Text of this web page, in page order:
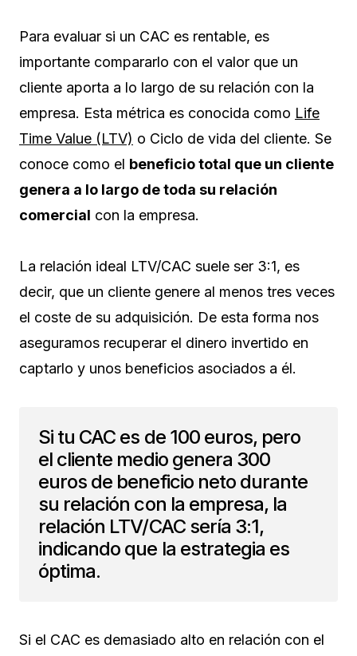
Para evaluar si un CAC es rentable, es
importante compararlo con el valor que un
cliente aporta a lo largo de su relación con la
empresa. Esta métrica es conocida como Life
Time Value (LTV) o Ciclo de vida del cliente. Se
conoce como el beneficio total que un cliente
genera a lo largo de toda su relación
comercial con la empresa.
La relación ideal LTV/CAC suele ser 3:1, es
decir, que un cliente genere al menos tres veces
el coste de su adquisición. De esta forma nos
aseguramos recuperar el dinero invertido en
captarlo y unos beneficios asociados a él.
Si tu CAC es de 100 euros, pero
el cliente medio genera 300
euros de beneficio neto durante
su relación con la empresa, la
relación LTV/CAC sería 3:1,
indicando que la estrategia es
óptima.
Si el CAC es demasiado alto en relación con el